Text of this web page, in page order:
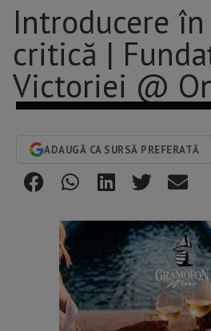
Introducere
critică |
Victoriei @
ADAUGĂ CA SURSĂ PREFERATĂ